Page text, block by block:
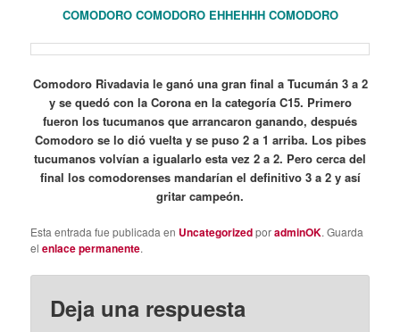
COMODORO COMODORO EHHEHHH COMODORO
Comodoro Rivadavia le ganó una gran final a Tucumán 3 a 2
y se quedó con la Corona en la categoría C15. Primero
fueron los tucumanos que arrancaron ganando, después
Comodoro se lo dió vuelta y se puso 2 a 1 arriba. Los pibes
tucumanos volvían a igualarlo esta vez 2 a 2. Pero cerca del
final los comodorenses mandarían el definitivo 3 a 2 y así
gritar campeón.
Esta entrada fue publicada en UncategorizedporadminOK. Guarda
elenlace permanente.
Deja una respuesta